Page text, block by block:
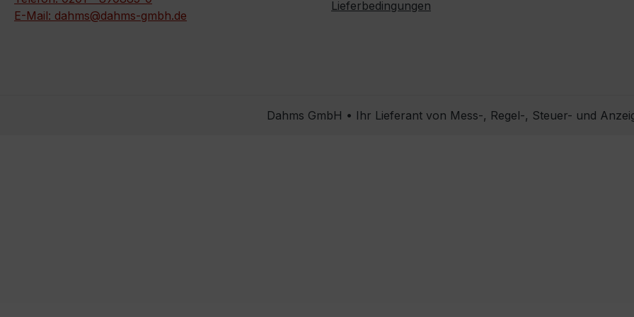
E-Mail: dahms@dahms-gmbh.de
Lieferbedingungen
Dahms GmbH • Ihr Lieferant von Mess-, Regel-, Steuer- und